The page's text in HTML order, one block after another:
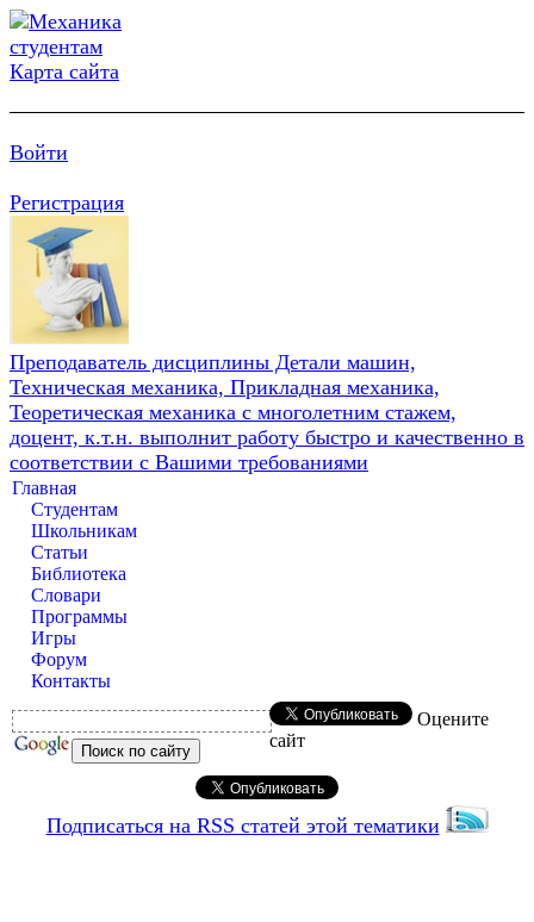
Карта сайта
Войти
Регистрация
Преподаватель дисциплины Детали машин,
Техническая механика, Прикладная механика,
Теоретическая механика с многолетним стажем,
доцент, к.т.н. выполнит работу быстро и качественно в
соответствии с Вашими требованиями
Главная
Студентам
Школьникам
Статьи
Библиотека
Словари
Программы
Игры
Форум
Контакты
Оцените
сайт
Подписаться на RSS статей этой тематики